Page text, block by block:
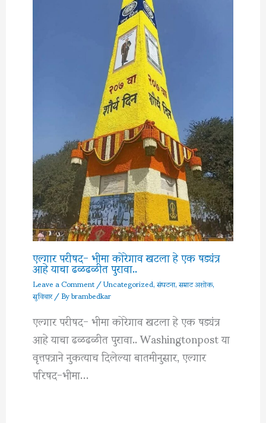
एल्गार परीषद- भीमा कोरेगाव खटला हे एक षड्यंत्र
आहे याचा ढळढळीत पुरावा..
Leave a Comment/Uncategorized,संघटना,सम्राट अशोक,
सुविचार/ Bybrambedkar
एल्गार परीषद- भीमा कोरेगाव खटला हे एक षड्यंत्र
आहे याचा ढळढळीत पुरावा.. Washingtonpost या
वृत्तपत्राने नुकत्याच दिलेल्या बातमीनुसार, एल्गार
परिषद-भीमा…